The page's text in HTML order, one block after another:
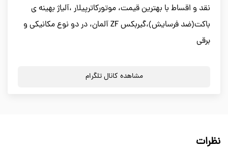
نقد و اقساط با بهترین قیمت، موتورکاترپیلار ،آلیاژ بهینه ی
باکت(ضد فرسایش)،گیربکس ZF آلمان، در دو نوع مکانیکی و
برقی
مشاهده کانال تلگرام
نظرات